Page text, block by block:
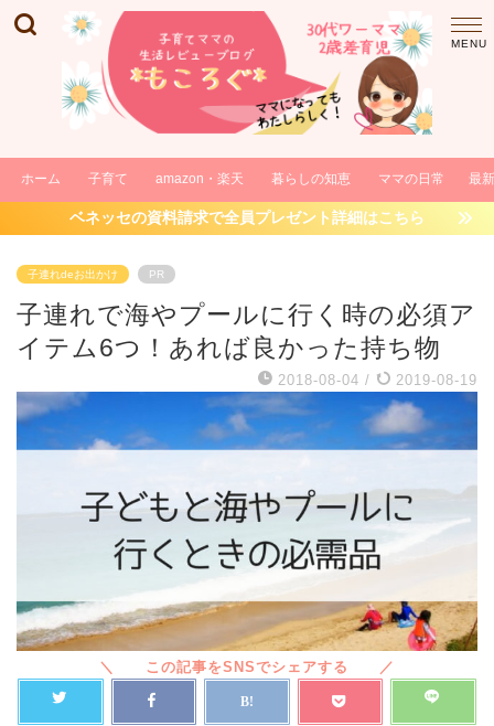
ホーム 子育て amazon・楽天 暮らしの知恵 ママの日常 最
ベネッセの資料請求で全員プレゼント詳細はこちら
子連れdeお出かけ PR
子連れで海やプールに行く時の必須ア
イテム6つ！あれば良かった持ち物
2018-08-04 / 2019-08-19